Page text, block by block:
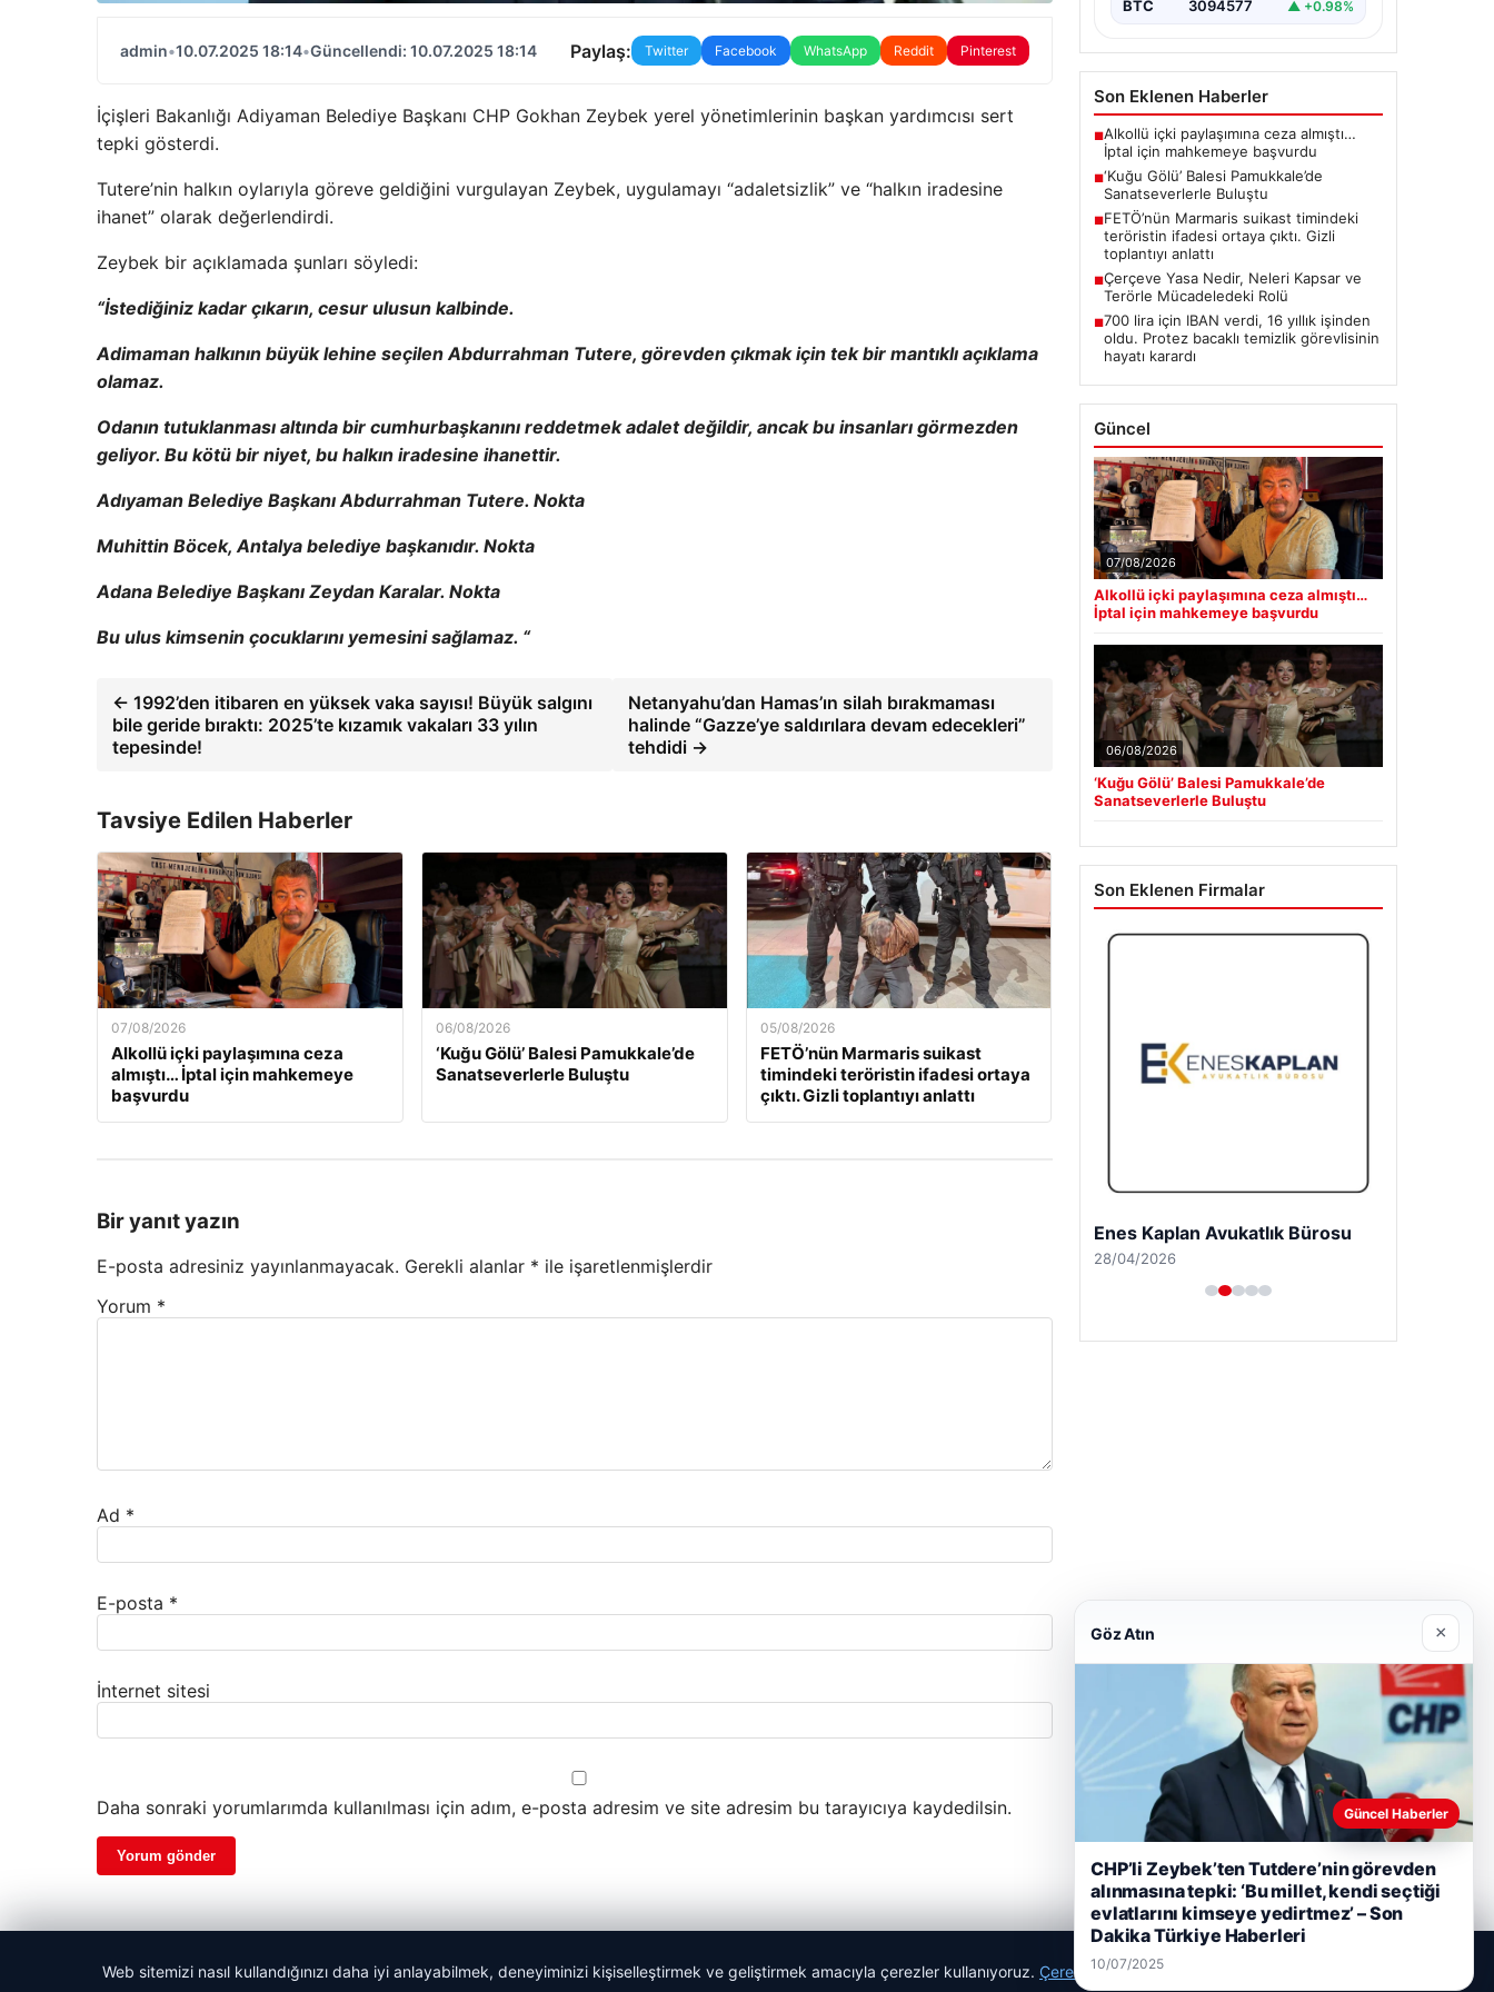
admin•10.07.2025 18:14•Güncellendi: 10.07.2025 18:14 Paylaş: Twitter Facebook WhatsApp Reddit Pinterest
İçişleri Bakanlığı Adiyaman Belediye Başkanı CHP Gokhan Zeybek yerel yönetimlerinin başkan yardımcısı sert
tepki gösterdi.
Tutere’nin halkın oylarıyla göreve geldiğini vurgulayan Zeybek, uygulamayı “adaletsizlik” ve “halkın iradesine
ihanet” olarak değerlendirdi.
Zeybek bir açıklamada şunları söyledi:
“İstediğiniz kadar çıkarın, cesur ulusun kalbinde.
Adimaman halkının büyük lehine seçilen Abdurrahman Tutere, görevden çıkmak için tek bir mantıklı açıklama
olamaz.
Odanın tutuklanması altında bir cumhurbaşkanını reddetmek adalet değildir, ancak bu insanları görmezden
geliyor. Bu kötü bir niyet, bu halkın iradesine ihanettir.
Adıyaman Belediye Başkanı Abdurrahman Tutere. Nokta
Muhittin Böcek, Antalya belediye başkanıdır. Nokta
Adana Belediye Başkanı Zeydan Karalar. Nokta
Bu ulus kimsenin çocuklarını yemesini sağlamaz. “
← 1992’den itibaren en yüksek vaka sayısı! Büyük salgını
bile geride bıraktı: 2025’te kızamık vakaları 33 yılın
tepesinde!
Netanyahu’dan Hamas’ın silah bırakmaması
halinde “Gazze’ye saldırılara devam edecekleri”
tehdidi →
Tavsiye Edilen Haberler
07/08/2026
Alkollü içki paylaşımına ceza
almıştı… İptal için mahkemeye
başvurdu
06/08/2026
‘Kuğu Gölü’ Balesi Pamukkale’de
Sanatseverlerle Buluştu
05/08/2026
FETÖ’nün Marmaris suikast
timindeki teröristin ifadesi ortaya
çıktı. Gizli toplantıyı anlattı
Bir yanıt yazın
E-posta adresiniz yayınlanmayacak. Gerekli alanlar * ile işaretlenmişlerdir
Yorum *
Ad *
E-posta *
İnternet sitesi
Daha sonraki yorumlarımda kullanılması için adım, e-posta adresim ve site adresim bu tarayıcıya kaydedilsin.
BTC 3094577 ▲ +0.98%
Son Eklenen Haberler
■Alkollü içki paylaşımına ceza almıştı…
İptal için mahkemeye başvurdu
■‘Kuğu Gölü’ Balesi Pamukkale’de
Sanatseverlerle Buluştu
■FETÖ’nün Marmaris suikast timindeki
teröristin ifadesi ortaya çıktı. Gizli
toplantıyı anlattı
■Çerçeve Yasa Nedir, Neleri Kapsar ve
Terörle Mücadeledeki Rolü
■700 lira için IBAN verdi, 16 yıllık işinden
oldu. Protez bacaklı temizlik görevlisinin
hayatı karardı
Güncel
07/08/2026
Alkollü içki paylaşımına ceza almıştı…
İptal için mahkemeye başvurdu
06/08/2026
‘Kuğu Gölü’ Balesi Pamukkale’de
Sanatseverlerle Buluştu
Son Eklenen Firmalar
Enes Kaplan Avukatlık Bürosu
28/04/2026
© 2026 Haber Tünel | Güncel Haberler
Web sitemizi nasıl kullandığınızı daha iyi anlayabilmek, deneyiminizi kişiselleştirmek ve geliştirmek amacıyla çerezler kullanıyoruz. Çerez Politikamız
Göz Atın ×
Güncel Haberler
CHP’li Zeybek’ten Tutdere’nin görevden
alınmasına tepki: ‘Bu millet, kendi seçtiği
evlatlarını kimseye yedirtmez’ – Son
Dakika Türkiye Haberleri
10/07/2025